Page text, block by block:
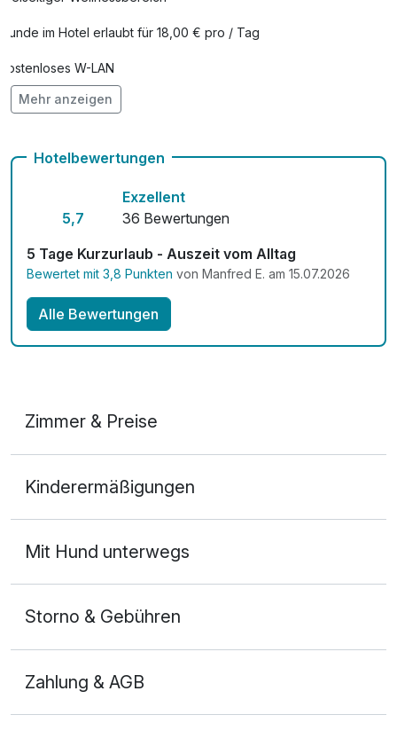
Hunde im Hotel erlaubt für 18,00 € pro / Tag
Kostenloses W-LAN
Mit Hotelbar
Mehr anzeigen
Hotelbewertungen
5,7
Exzellent
36 Bewertungen
5 Tage Kurzurlaub - Auszeit vom Alltag
Bewertet mit 3,8 Punkten von Manfred E. am 15.07.2026
Alle Bewertungen
Zimmer & Preise
2 Erwachsene und 1 Kind
Kinderermäßigungen
Mit Hund unterwegs
Storno & Gebühren
Zahlung & AGB